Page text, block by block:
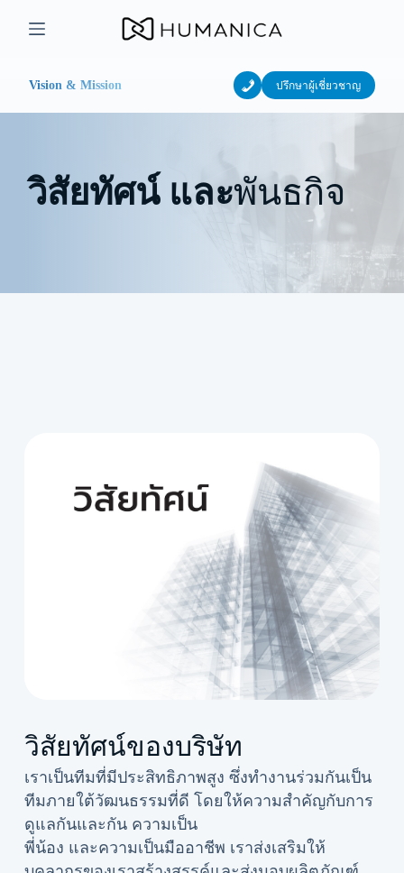
content
Vision & Mission ปรึกษาผู้เชี่ยวชาญ
วิสัยทัศน์ และพันธกิจ
วิสัยทัศน์ของบริษัท
เราเป็นทีมที่มีประสิทธิภาพสูง ซึ่งทำงานร่วมกันเป็น
ทีมภายใต้วัฒนธรรมที่ดี โดยให้ความสำคัญกับการ
ดูแลกันและกัน ความเป็น
พี่น้อง และความเป็นมืออาชีพ เราส่งเสริมให้